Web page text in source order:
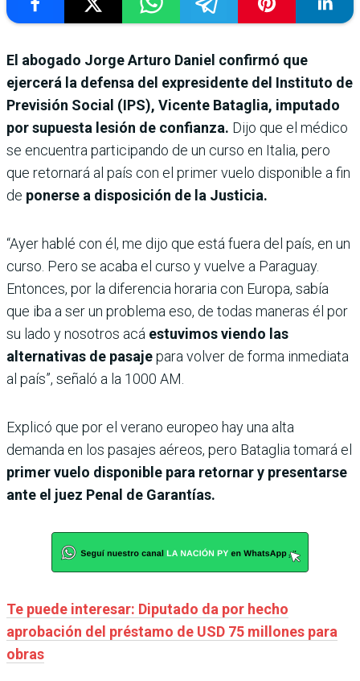
El abogado Jorge Arturo Daniel confirmó que
ejercerá la defensa del expresidente del Instituto de
Previsión Social (IPS), Vicente Bataglia, imputado
por supuesta lesión de confianza. Dijo que el médico
se encuentra participando de un curso en Italia, pero
que retornará al país con el primer vuelo disponible a fin
de ponerse a disposición de la Justicia.
“Ayer hablé con él, me dijo que está fuera del país, en un
curso. Pero se acaba el curso y vuelve a Paraguay.
Entonces, por la diferencia horaria con Europa, sabía
que iba a ser un problema eso, de todas maneras él por
su lado y nosotros acá estuvimos viendo las
alternativas de pasajepara volver de forma inmediata
al país”, señaló a la 1000 AM.
Explicó que por el verano europeo hay una alta
demanda en los pasajes aéreos, pero Bataglia tomará el
primer vuelo disponible para retornar y presentarse
ante el juez Penal de Garantías.
Te puede interesar: Diputado da por hecho
aprobación del préstamo de USD 75 millones para
obras